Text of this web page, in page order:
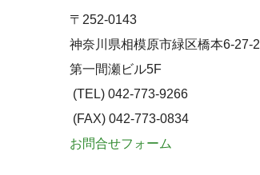
〒252-0143
神奈川県相模原市緑区橋本6-27-2
第一間瀬ビル5F
(TEL) 042-773-9266
(FAX) 042-773-0834
お問合せフォーム